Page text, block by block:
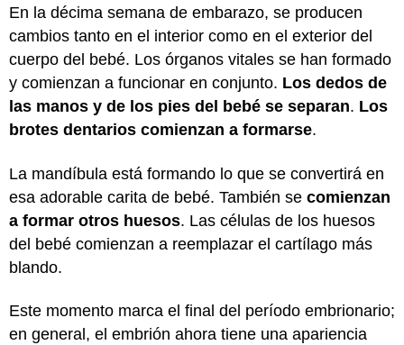
En la décima semana de embarazo, se producen
cambios tanto en el interior como en el exterior del
cuerpo del bebé. Los órganos vitales se han formado
y comienzan a funcionar en conjunto. Los dedos de
las manos y de los pies del bebé se separan. Los
brotes dentarios comienzan a formarse.
La mandíbula está formando lo que se convertirá en
esa adorable carita de bebé. También se comienzan
a formar otros huesos. Las células de los huesos
del bebé comienzan a reemplazar el cartílago más
blando.
Este momento marca el final del período embrionario;
en general, el embrión ahora tiene una apariencia